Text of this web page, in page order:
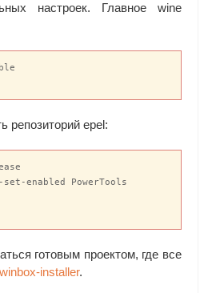
настроек. Главное wine
репозиторий epel:
enabled PowerTools
готовым проектом, где все
winbox-installer.